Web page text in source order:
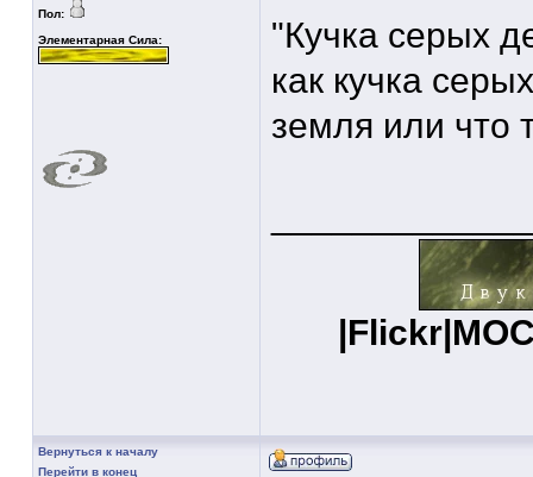
Пол:
Элементарная Сила:
"Кучка серых
как кучка
земля или что
|Flickr|
Вернуться к началу
Перейти в конец